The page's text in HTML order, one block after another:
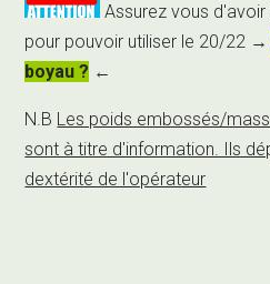
Assurez vous
pour pouvoir utiliser le 20/22 →
boyau ? ←
N.B Les poids embossés/
sont à titre d'information. Ils
dextérité de l'opérateur